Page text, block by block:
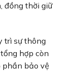
đồng thời giữ
trì sự thông
hợp còn
phần bảo vệ